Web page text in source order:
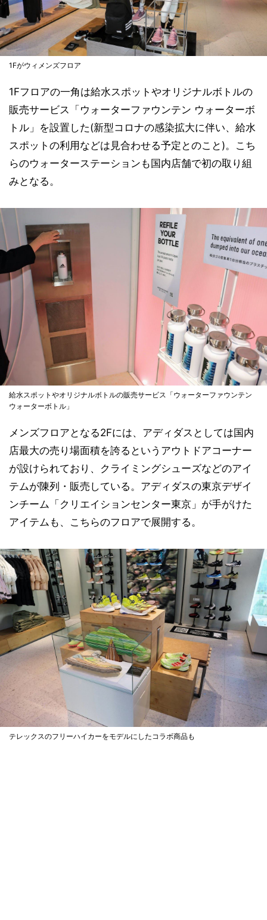
1Fがウィメンズフロア
1Fフロアの一角は給水スポットやオリジナルボトルの
販売サービス「ウォーターファウンテン ウォーターボ
トル」を設置した(新型コロナの感染拡大に伴い、給水
スポットの利用などは見合わせる予定とのこと)。こち
らのウォーターステーションも国内店舗で初の取り組
みとなる。
給水スポットやオリジナルボトルの販売サービス「ウォーターファウンテン
ウォーターボトル」
メンズフロアとなる2Fには、アディダスとしては国内
店最大の売り場面積を誇るというアウトドアコーナー
が設けられており、クライミングシューズなどのアイ
テムが陳列・販売している。アディダスの東京デザイ
ンチーム「クリエイションセンター東京」が手がけた
アイテムも、こちらのフロアで展開する。
テレックスのフリーハイカーをモデルにしたコラボ商品も